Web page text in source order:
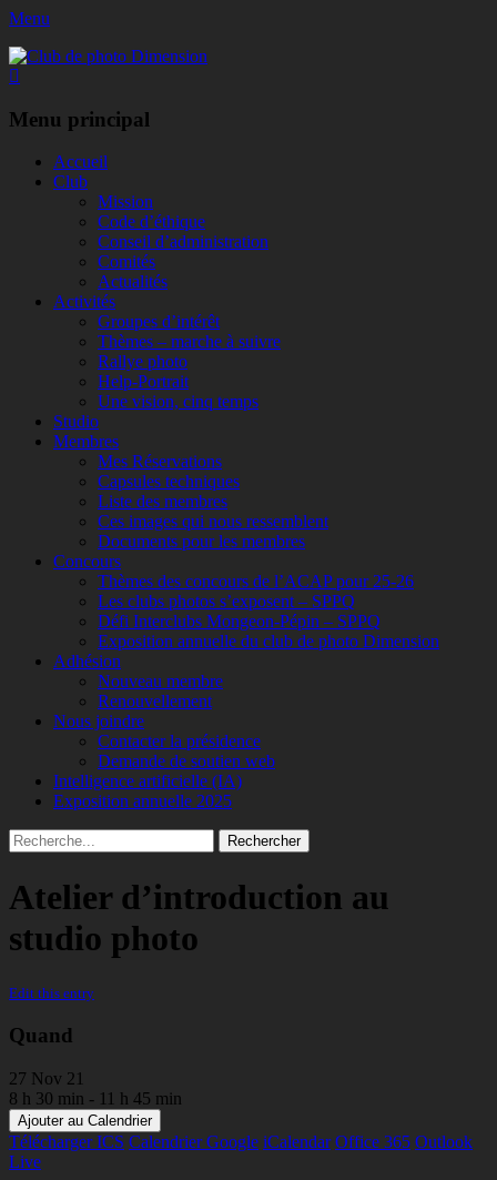
Menu
Club de photo Dimension
Menu principal
Aller
Accueil
Club
Mission
Code d’éthique
Conseil d’administration
Comités
Actualités
Activités
Groupes d’intérêt
Thèmes – marche à suivre
Rallye photo
Help-Portrait
Une vision, cinq temps
Studio
Membres
Mes Réservations
Capsules techniques
Liste des membres
Ces images qui nous ressemblent
Documents pour les membres
Concours
Thèmes des concours de l’ACAP pour 25-26
Les clubs photos s’exposent – SPPQ
Défi Interclubs Mongeon-Pépin – SPPQ
Exposition annuelle du club de photo Dimension
Adhésion
Nouveau membre
Renouvellement
Nous joindre
Contacter la présidence
Demande de soutien web
Intelligence artificielle (IA)
Exposition annuelle 2025
Recherche
Rechercher :
Atelier d’introduction au
studio photo
Edit this entry
Quand
27 Nov 21
8 h 30 min - 11 h 45 min
Ajouter au Calendrier
Télécharger ICS Calendrier Google iCalendar Office 365 Outlook
Live